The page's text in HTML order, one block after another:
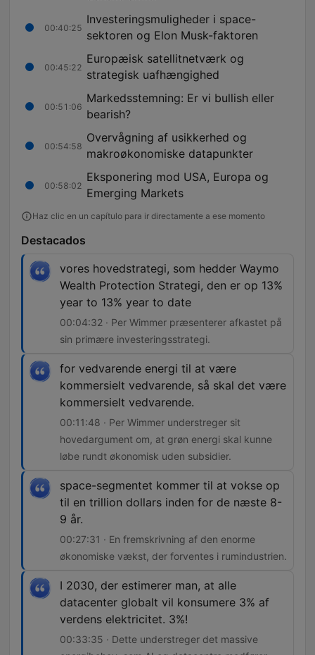
00:40:25
Investeringsmuligheder i space-
sektoren og Elon Musk-faktoren
00:45:22
Europæisk satellitnetværk og
strategisk uafhængighed
00:51:06
Markedsstemning: Er vi bullish eller
bearish?
00:54:58
Overvågning af usikkerhed og
makroøkonomiske datapunkter
00:58:02
Eksponering mod USA, Europa og
Emerging Markets
Haz clic en un capítulo para ir directamente a ese momento
Destacados
vores hovedstrategi, som hedder Waymo
Wealth Protection Strategi, den er op 13%
year to 13% year to date
00:04:32 · Per Wimmer præsenterer afkastet på
sin primære investeringsstrategi.
for vedvarende energi til at være
kommersielt vedvarende, så skal det være
kommersielt vedvarende.
00:11:48 · Per Wimmer understreger sit
hovedargument om, at grøn energi skal kunne
løbe rundt økonomisk uden subsidier.
space-segmentet kommer til at vokse op
til en trillion dollars inden for de næste 8-
9 år.
00:27:31 · En fremskrivning af den enorme
økonomiske vækst, der forventes i rumindustrien.
I 2030, der estimerer man, at alle
datacenter globalt vil konsumere 3% af
verdens elektricitet. 3%!
00:33:35 · Dette understreger det massive